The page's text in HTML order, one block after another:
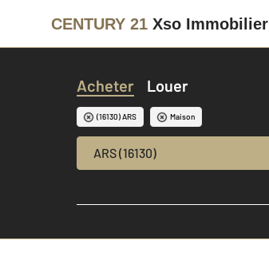
CENTURY 21 Xso Immobilier
Acheter Louer
(16130) ARS Maison
ARS (16130)